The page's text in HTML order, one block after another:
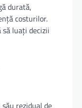
durată,
costurilor.
luați decizii
rezidual de